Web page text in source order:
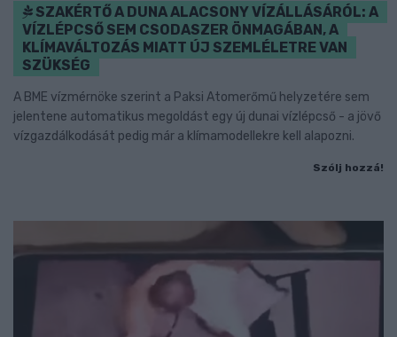
SZAKÉRTŐ A DUNA ALACSONY VÍZÁLLÁSÁRÓL: A
VÍZLÉPCSŐ SEM CSODASZER ÖNMAGÁBAN, A
KLÍMAVÁLTOZÁS MIATT ÚJ SZEMLÉLETRE VAN
SZÜKSÉG
A BME vízmérnöke szerint a Paksi Atomerőmű helyzetére sem
jelentene automatikus megoldást egy új dunai vízlépcső - a jövő
vízgazdálkodását pedig már a klímamodellekre kell alapozni.
Szólj hozzá!